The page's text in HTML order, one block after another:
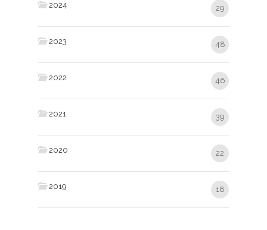
2024 29
2023 48
2022 46
2021 39
2020 22
2019 18